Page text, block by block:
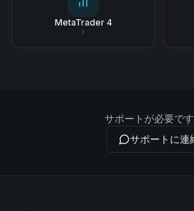
MetaTrader 4
サポートが必要で
サポートに連